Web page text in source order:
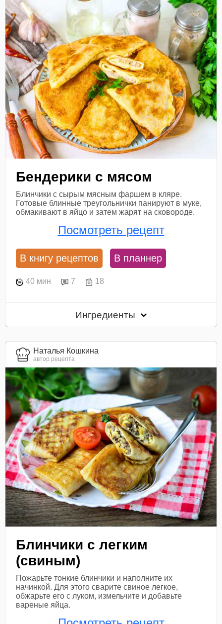
Бендерики с мясом
Блинчики с сырым мясным фаршем в кляре.
Готовые блинные треугольнички панируют в муке,
обмакивают в яйцо и затем жарят на сковороде.
Посмотреть рецепт
В книгу рецептов В планнер
40 мин 7 18
Ингредиенты
Наталья Кошкина
автор рецепта
Блинчики с легким
(свиным)
Пожарьте тонкие блинчики и наполните их
начинкой. Для этого сварите свиное легкое,
обжарьте его с луком, измельчите и добавьте
вареные яйца.